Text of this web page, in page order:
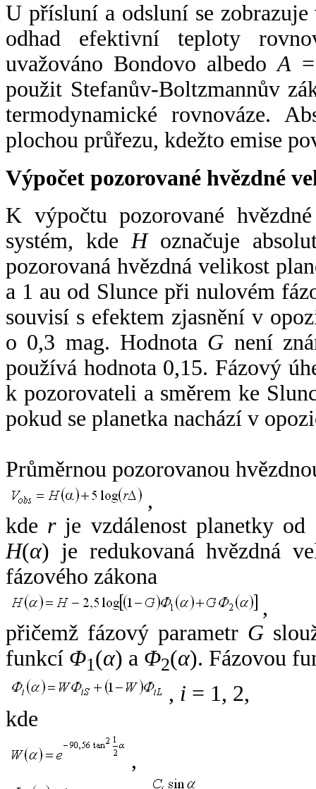
U přísluní a odsluní se
odhad efektivní teploty
uvažováno Bondovo albedoA
použit Stefanův-Boltzmannův
termodynamické rovnováze.
plochou průřezu, kdežto emise
Výpočet pozorované hvězdné
K výpočtu pozorované
systém, kde Hoznačuje
pozorovaná hvězdná velikost
a 1 au od Slunce při nulovém
souvisí s efektem zjasnění v
o 0,3 mag. Hodnota G není
používá hodnota 0,15. Fázový
k pozorovateli a směrem ke
pokud se planetka nachází v
Průměrnou pozorovanou
,
kde rje vzdálenost planetky od
H(α) je redukovaná hvězdná
fázového zákona
,
přičemž fázový parametr G
funkcí Φ1(α) a Φ2(α). Fázovou
, i = 1, 2,
kde
,